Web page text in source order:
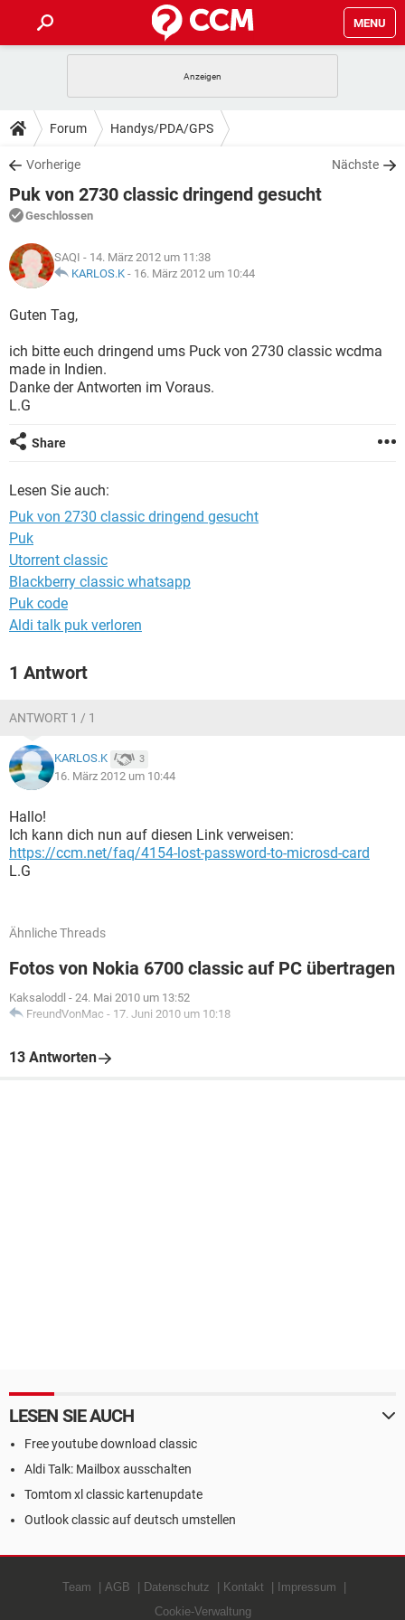
MENU
ANDROID IOS
WINDOWS 10
WHATSAPP TIKTOK
FACEBOOK
TIPPS & TRICKS
SPIELE STREAMING
WINDOWS 10
WHATSAPP
FACEBOOK HARDWARE
DOWNLOADS
SPIELE STREAMING
ANDROID
WINDOWS 10
WHATSAPP
FACEBOOK
FORUM
SPIELE
ANDROID IOS
FACEBOOK
LEXIKON
SPIELE
ANDROID
WINDOWS 10 INSTAGRAM
WHATSAPP
FACEBOOK
Forum Handys/PDA/GPS
Vorherige Nächste
Puk von 2730 classic dringend gesucht
Geschlossen
SAQI - 14. März 2012 um 11:38
KARLOS.K - 16. März 2012 um 10:44
Guten Tag,
ich bitte euch dringend ums Puck von 2730 classic wcdma
made in Indien.
Danke der Antworten im Voraus.
L.G
Share
Lesen Sie auch:
Puk von 2730 classic dringend gesucht
Puk
Utorrent classic
Blackberry classic whatsapp
Puk code
Aldi talk puk verloren
1 Antwort
ANTWORT 1 / 1
KARLOS.K 3
16. März 2012 um 10:44
Hallo!
Ich kann dich nun auf diesen Link verweisen:
https://ccm.net/faq/4154-lost-password-to-microsd-card
L.G
Ähnliche Threads
Fotos von Nokia 6700 classic auf PC übertragen
Kaksaloddl - 24. Mai 2010 um 13:52
FreundVonMac - 17. Juni 2010 um 10:18
13 Antworten
LESEN SIE AUCH
Free youtube download classic
Aldi Talk: Mailbox ausschalten
Tomtom xl classic kartenupdate
Outlook classic auf deutsch umstellen
Team AGB Datenschutz Kontakt
Impressum
Cookie-Verwaltung